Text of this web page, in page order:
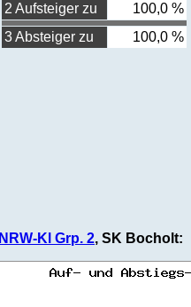
2 Aufsteiger zu
100,0 %
3 Absteiger zu
100,0 %
NRW-Kl Grp. 2, SK Bocholt: